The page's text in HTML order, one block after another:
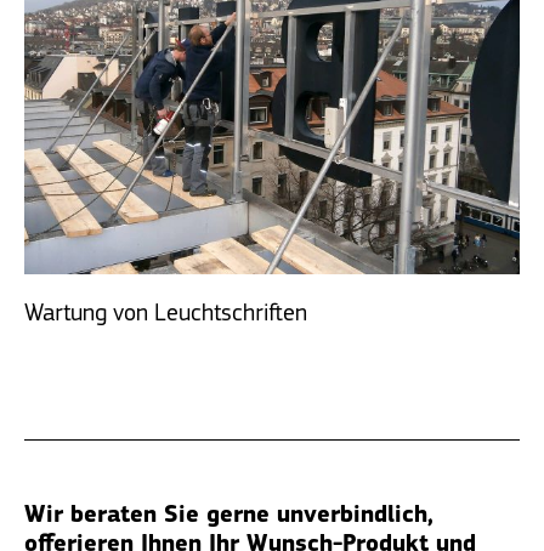
Wartung von Leuchtschriften
Wir beraten Sie gerne unverbindlich,
offerieren Ihnen Ihr Wunsch-Produkt und